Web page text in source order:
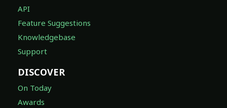
API
Feature Suggestions
Knowledgebase
Support
DISCOVER
On Today
Awards